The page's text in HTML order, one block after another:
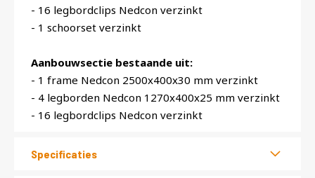
- 16 legbordclips Nedcon verzinkt
- 1 schoorset verzinkt
Aanbouwsectie bestaande uit:
- 1 frame Nedcon 2500x400x30 mm verzinkt
- 4 legborden Nedcon 1270x400x25 mm verzinkt
- 16 legbordclips Nedcon verzinkt
Specificaties